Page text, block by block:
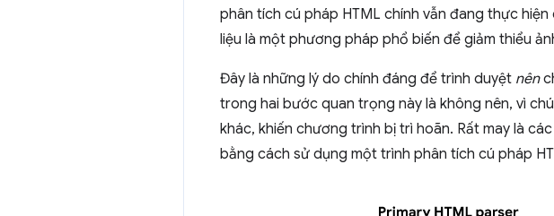
phân tích cú pháp HTML chính vẫn đang thực
liệu là một phương pháp phổ biến để giảm thiểu
Đây là những lý do chính đáng để trình duyệt nên
trong hai bước quan trọng này là không nên, vì
khác, khiến chương trình bị trì hoãn. Rất may là
bằng cách sử dụng một trình phân tích cú pháp